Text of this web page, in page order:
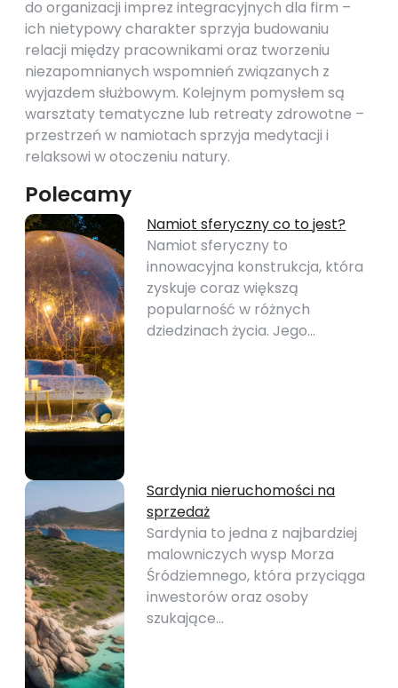
do organizacji imprez integracyjnych dla firm –
ich nietypowy charakter sprzyja budowaniu
relacji między pracownikami oraz tworzeniu
niezapomnianych wspomnień związanych z
wyjazdem służbowym. Kolejnym pomysłem są
warsztaty tematyczne lub retreaty zdrowotne –
przestrzeń w namiotach sprzyja medytacji i
relaksowi w otoczeniu natury.
Polecamy
Namiot sferyczny co to jest?
Namiot sferyczny to
innowacyjna konstrukcja, która
zyskuje coraz większą
popularność w różnych
dziedzinach życia. Jego…
Sardynia nieruchomości na
sprzedaż
Sardynia to jedna z najbardziej
malowniczych wysp Morza
Śródziemnego, która przyciąga
inwestorów oraz osoby
szukające…